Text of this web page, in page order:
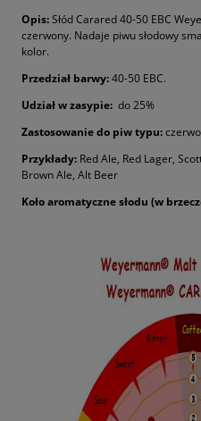
Opis:Słód Carared 40-50 EBC
czerwony. Nadaje piwu słodowy
kolor.
Przedział barwy:40-50 EBC.
Udział w zasypie: do 25%
Zastosowanie do piw typu:
Przykłady: Red Ale, Red Lager,
Brown Ale, Alt Beer
Koło aromatyczne słodu (w